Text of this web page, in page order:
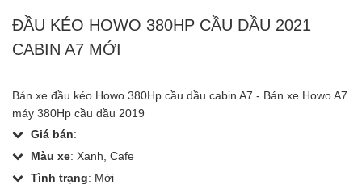
ĐẦU KÉO HOWO 380HP CẦU DẦU 2021
CABIN A7 MỚI
Bán xe đầu kéo Howo 380Hp cầu dầu cabin A7 - Bán xe Howo A7
máy 380Hp cầu dầu 2019
Giá bán:
Màu xe: Xanh, Cafe
Tình trạng: Mới